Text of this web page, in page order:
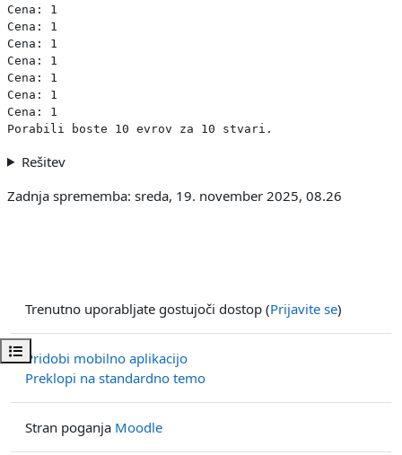
Odpri kazalo predmeta
Cena: 1
Cena: 1
Cena: 1
Cena: 1
Cena: 1
Cena: 1
Cena: 1
Rešitev
Zadnja sprememba: sreda, 19. november 2025, 08.26
Trenutno uporabljate gostujoči dostop (Prijavite se)
Pridobi mobilno aplikacijo
Preklopi na standardno temo
Stran poganja Moodle